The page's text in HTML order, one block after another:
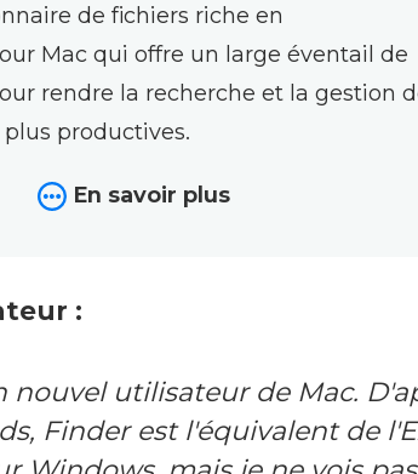
de fichiers riche en
Mac qui offre un large éventail de
rendre la recherche et la gestion
productives.
En savoir plus
:
nouvel utilisateur de Mac.
Finder est l'équivalent de